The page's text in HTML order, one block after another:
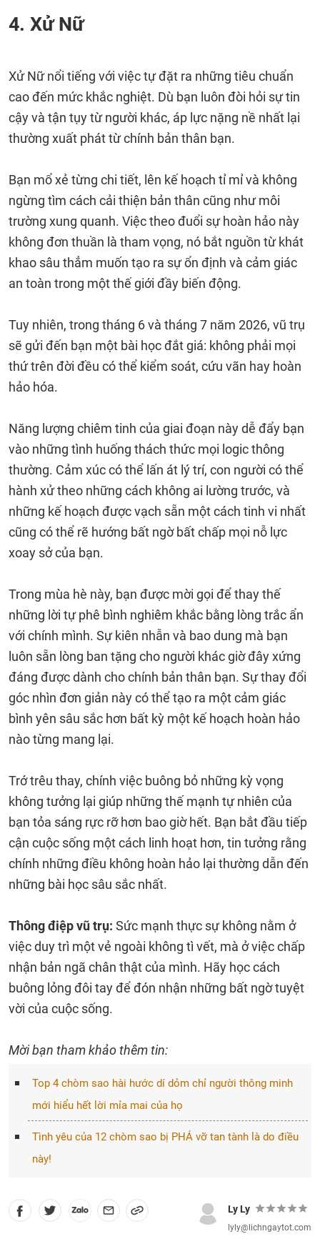
4. Xử Nữ
Xử Nữ nổi tiếng với việc tự đặt ra những tiêu chuẩn
cao đến mức khắc nghiệt. Dù bạn luôn đòi hỏi sự tin
cậy và tận tụy từ người khác, áp lực nặng nề nhất lại
thường xuất phát từ chính bản thân bạn.
Bạn mổ xẻ từng chi tiết, lên kế hoạch tỉ mỉ và không
ngừng tìm cách cải thiện bản thân cũng như môi
trường xung quanh. Việc theo đuổi sự hoàn hảo này
không đơn thuần là tham vọng, nó bắt nguồn từ khát
khao sâu thẳm muốn tạo ra sự ổn định và cảm giác
an toàn trong một thế giới đầy biến động.
Tuy nhiên, trong tháng 6 và tháng 7 năm 2026, vũ trụ
sẽ gửi đến bạn một bài học đắt giá: không phải mọi
thứ trên đời đều có thể kiểm soát, cứu vãn hay hoàn
hảo hóa.
Năng lượng chiêm tinh của giai đoạn này dễ đẩy bạn
vào những tình huống thách thức mọi logic thông
thường. Cảm xúc có thể lấn át lý trí, con người có thể
hành xử theo những cách không ai lường trước, và
những kế hoạch được vạch sẵn một cách tinh vi nhất
cũng có thể rẽ hướng bất ngờ bất chấp mọi nỗ lực
xoay sở của bạn.
Trong mùa hè này, bạn được mời gọi để thay thế
những lời tự phê bình nghiêm khắc bằng lòng trắc ẩn
với chính mình. Sự kiên nhẫn và bao dung mà bạn
luôn sẵn lòng ban tặng cho người khác giờ đây xứng
đáng được dành cho chính bản thân bạn. Sự thay đổi
góc nhìn đơn giản này có thể tạo ra một cảm giác
bình yên sâu sắc hơn bất kỳ một kế hoạch hoàn hảo
nào từng mang lại.
Trớ trêu thay, chính việc buông bỏ những kỳ vọng
không tưởng lại giúp những thế mạnh tự nhiên của
bạn tỏa sáng rực rỡ hơn bao giờ hết. Bạn bắt đầu tiếp
cận cuộc sống một cách linh hoạt hơn, tin tưởng rằng
chính những điều không hoàn hảo lại thường dẫn đến
những bài học sâu sắc nhất.
Thông điệp vũ trụ: Sức mạnh thực sự không nằm ở
việc duy trì một vẻ ngoài không tì vết, mà ở việc chấp
nhận bản ngã chân thật của mình. Hãy học cách
buông lỏng đôi tay để đón nhận những bất ngờ tuyệt
vời của cuộc sống.
Mời bạn tham khảo thêm tin:
Top 4 chòm sao hài hước dí dỏm chỉ người thông minh
mới hiểu hết lời mỉa mai của họ
Tình yêu của 12 chòm sao bị PHÁ vỡ tan tành là do điều
này!
Ly Ly
lyly@lichngaytot.com